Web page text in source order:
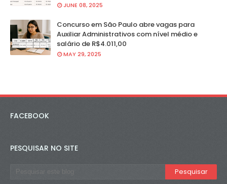
JUNE 08, 2025
Concurso em São Paulo abre vagas para
Auxiliar Administrativos com nível médio e
salário de R$4.011,00
MAY 29, 2025
FACEBOOK
PESQUISAR NO SITE